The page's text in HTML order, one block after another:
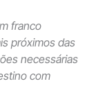
franco
próximos das
necessárias
com